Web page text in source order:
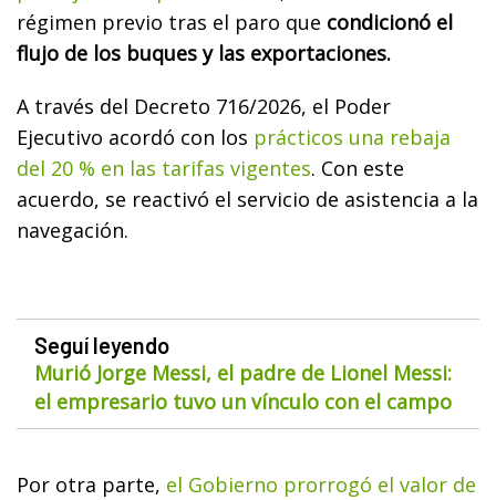
régimen previo tras el paro que condicionó el
flujo de los buques y las exportaciones.
A través del Decreto 716/2026, el Poder
Ejecutivo acordó con los prácticos una rebaja
del 20 % en las tarifas vigentes. Con este
acuerdo, se reactivó el servicio de asistencia a la
navegación.
Seguí leyendo
Murió Jorge Messi, el padre de Lionel Messi:
el empresario tuvo un vínculo con el campo
Por otra parte, el Gobierno prorrogó el valor de